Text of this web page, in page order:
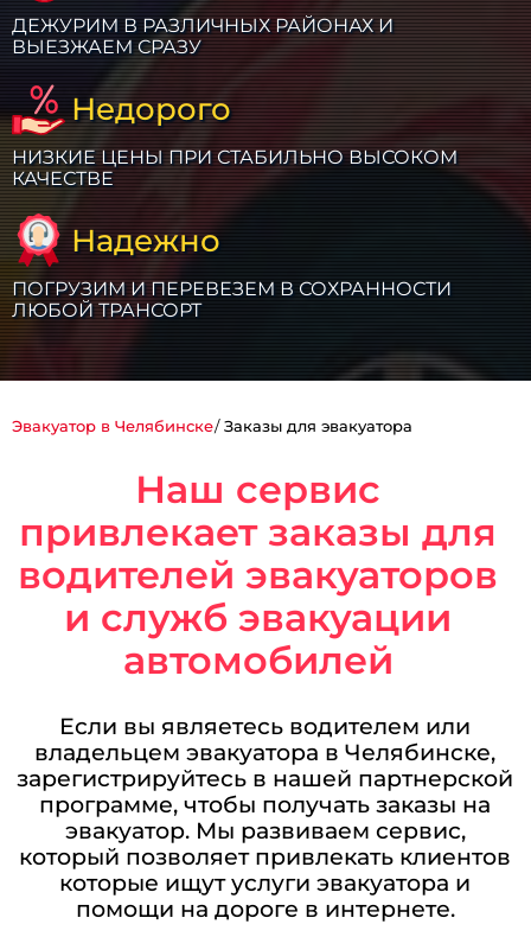
ДЕЖУРИМ В РАЗЛИЧНЫХ РАЙОНАХ И
ВЫЕЗЖАЕМ СРАЗУ
Недорого
НИЗКИЕ ЦЕНЫ ПРИ СТАБИЛЬНО ВЫСОКОМ
КАЧЕСТВЕ
Надежно
ПОГРУЗИМ И ПЕРЕВЕЗЕМ В СОХРАННОСТИ
ЛЮБОЙ ТРАНСОРТ
Эвакуатор в Челябинске Заказы для эвакуатора
Наш сервис
привлекает заказы для
водителей эвакуаторов
и служб эвакуации
автомобилей
Если вы являетесь водителем или
владельцем эвакуатора в Челябинске,
зарегистрируйтесь в нашей партнерской
программе, чтобы получать заказы на
эвакуатор. Мы развиваем сервис,
который позволяет привлекать клиентов
которые ищут услуги эвакуатора и
помощи на дороге в интернете.